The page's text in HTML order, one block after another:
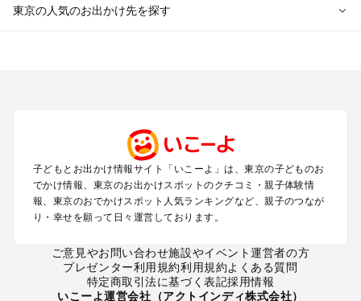
東京の人気のお出かけ先を探す
町田・相模原・愛川・上野原のプールお出かけ
渋谷・原宿・恵比寿・中目黒・自由が丘のプールお出かけ
池袋・赤羽・王子・巣鴨・目白・石神井のプールお出かけ
新宿・高田馬場・代々木・千駄ヶ谷のプールお出かけ
銀座・丸の内・日本橋・有楽町・築地・月島のプールお出かけ
小金井・小平・西東京・東村山・東久留米のプールお出かけ
府中・調布・狛江のプールお出かけ
青梅・奥多摩のプールお出かけ
子どもとお出かけ情報サイト「いこーよ」は、東京の子どものお
でかけ情報、東京のお出かけスポットのクチコミ・親子体験情
報、東京のおでかけスポット人気ランキングなど、親子のつなが
り・幸せを願って日々運営しております。
ご意見やお問い合わせ施設やイベント運営者の方
プレゼンター利用規約利用規約よくある質問
特定商取引法に基づく表記採用情報
いこーよ運営会社（アクトインディ株式会社）